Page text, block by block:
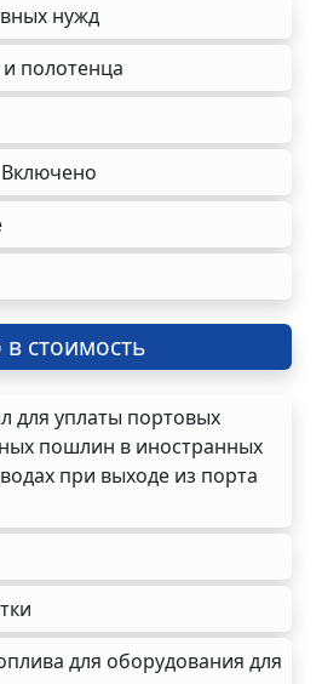
нужд
полотенца
стоимость
для уплаты портовых
пошлин в иностранных
при выходе из порта
для оборудования для